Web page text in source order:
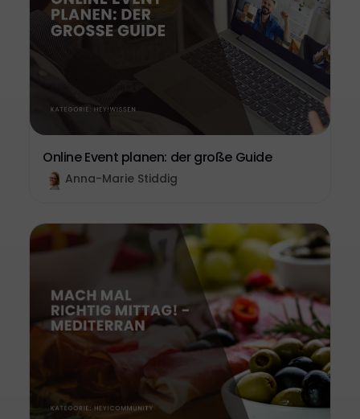
Online Event planen: der große Guide
Anna-Marie Stiddig